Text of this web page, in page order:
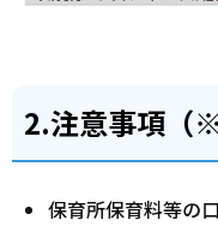
2.注意事項（
保育所保育料等の